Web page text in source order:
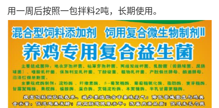
用一周后按照一包拌料2吨，长期使用。